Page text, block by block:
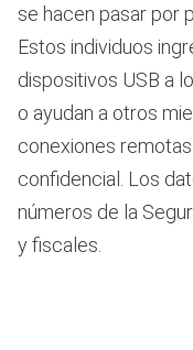
se hacen pasar por
Estos individuos
dispositivos USB a
o ayudan a otros
conexiones
confidencial. Los
números de la
y fiscales.